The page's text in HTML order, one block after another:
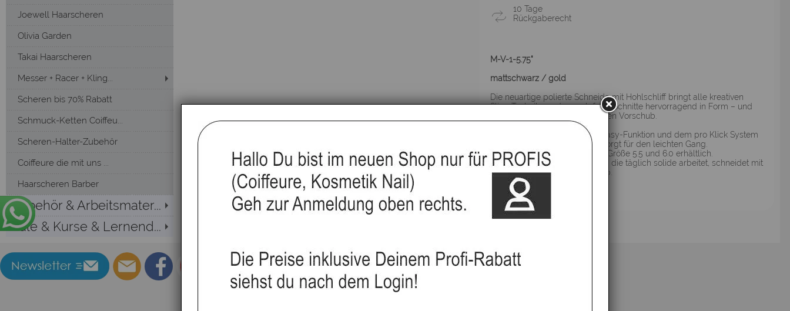
Joewell Haarscheren
Olivia Garden
Takai Haarscheren
Messer + Racer + Kling...
Scheren bis 70% Rabatt
Schmuck-Ketten Coiffeu...
Scheren-Halter-Zubehör
Coiffeure die mit uns ...
Haarscheren Barber
Zubehör & Arbeitsmater...
Sale & Kurse & Lernend...
10 Tage
Rückgaberecht
M-V-1-5.75"
mattschwarz / gold
Die neuartige polierte Schneide mit Hohlschliff bringt alle kreativen
Slice-Techniken oder auch feine Schnitte hervorragend in Form – und
dies mit dem geringst möglichen Vorschub.
Die Spezielle-Gangstelle mit Easy-Funktion und dem pro Klick System
zum einstellen der Schraube sorgt für den leichten Gang.
Die Mohatsu V Offset ist in der Größe 5.5 und 6.0 erhältlich.
Wer eine robuste Schere sucht, die täglich solide arbeitet, schneidet mit
der Mohatsu V genau richtig ab.
▸Widerrufsbelehrung